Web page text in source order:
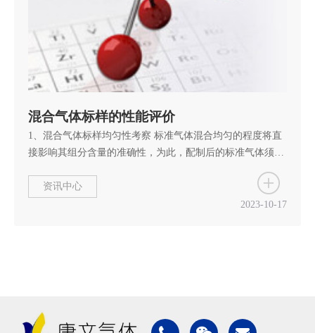
混合气体标样的性能评价
1、混合气体标样均匀性考察 标准气体混合均匀的程度将直
接影响其组分含量的准确性，为此，配制后的标准气体须进
使其充分混匀，可通过气相色谱的组分含量变化情况进行测
量，用方差分析的方法确定其均匀性。另气体标准物质配制
资讯中心
2023-10-17